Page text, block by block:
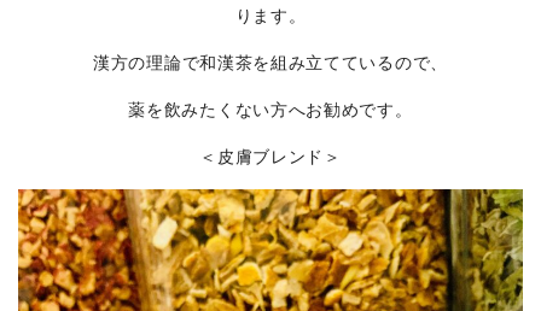
ります。
漢方の理論で和漢茶を組み立てているので、
薬を飲みたくない方へお勧めです。
＜皮膚ブレンド＞